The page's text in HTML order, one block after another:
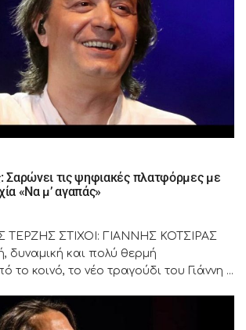
Σαρώνει τις ψηφιακές πλατφόρμες με
«Να μ’ αγαπάς»
ΤΕΡΖΗΣ ΣΤΙΧΟΙ: ΓΙΑΝΝΗΣ ΚΟΤΣΙΡΑΣ
δυναμική και πολύ θερμή
το κοινό, το νέο τραγούδι του Γιάννη ...